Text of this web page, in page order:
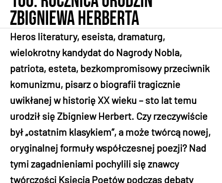
Zbigniewa Herberta
Heros literatury, eseista, dramaturg,
wielokrotny kandydat do Nagrody Nobla,
patriota, esteta, bezkompromisowy przeciwnik
komunizmu, pisarz o biografii tragicznie
uwikłanej w historię XX wieku – sto lat temu
urodził się Zbigniew Herbert. Czy rzeczywiście
był „ostatnim klasykiem”, a może twórcą nowej,
oryginalnej formuły współczesnej poezji? Nad
tymi zagadnieniami pochylili się znawcy
twórczości Księcia Poetów podczas debaty